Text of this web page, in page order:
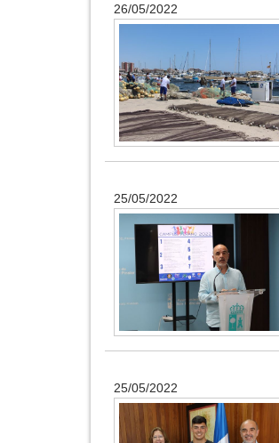
26/05/2022
25/05/2022
25/05/2022